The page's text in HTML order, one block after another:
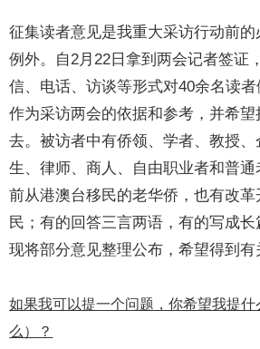
征集读者意见是我重大采访行动前
例外。自2月22日拿到两会记者签证
信、电话、访谈等形式对40余名读
作为采访两会的依据和参考，并希望
去。被访者中有侨领、学者、教授
生、律师、商人、自由职业者和普
前从港澳台移民的老华侨，也有改
民；有的回答三言两语，有的写成长
现将部分意见整理公布，希望得到有
如果我可以提一个问题，你希望我提
么）？